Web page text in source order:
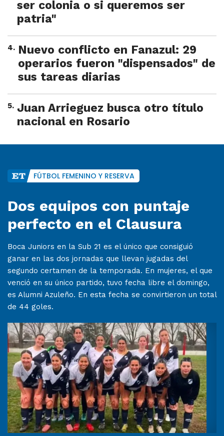
ser colonia o si queremos ser
patria"
4. Nuevo conflicto en Fanazul: 29
operarios fueron "dispensados" de
sus tareas diarias
5. Juan Arrieguez busca otro título
nacional en Rosario
FÚTBOL FEMENINO Y RESERVA
Dos equipos con puntaje
perfecto en el Clausura
Boca Juniors en la Sub 21 es el único que consiguió
ganar en las dos jornadas que llevan jugadas del
segundo certamen de la temporada. En mujeres, el que
venció en su único partido, tuvo fecha libre el domingo,
es Alumni Azuleño. En esta fecha se convirtieron un total
de 44 goles.